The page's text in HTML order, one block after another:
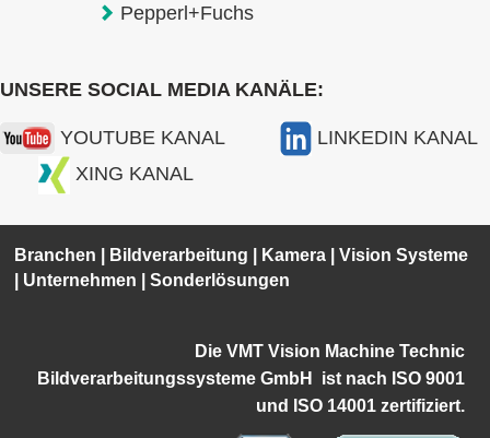
Pepperl+Fuchs
UNSERE SOCIAL MEDIA KANÄLE:
YOUTUBE KANAL
LINKEDIN KANAL
XING KANAL
Branchen Bildverarbeitung Kamera |Vision Systeme
Unternehmen |Sonderlösungen
Die VMT Vision Machine Technic
Bildverarbeitungssysteme GmbH istnach ISO 9001
und ISO 14001 zertifiziert.